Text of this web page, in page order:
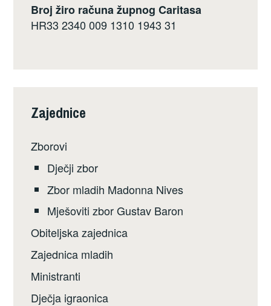
Broj žiro računa župnog Caritasa
HR33 2340 009 1310 1943 31
Zajednice
Zborovi
Dječji zbor
Zbor mladih Madonna Nives
Mješoviti zbor Gustav Baron
Obiteljska zajednica
Zajednica mladih
Ministranti
Dječja igraonica